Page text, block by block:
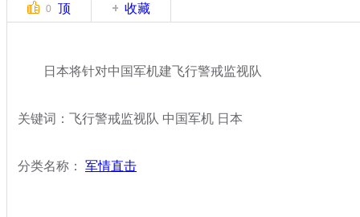
0 顶 收藏
日本将针对中国军机建飞行警戒监视队
关键词：飞行警戒监视队 中国军机 日本
分类名称： 军情直击